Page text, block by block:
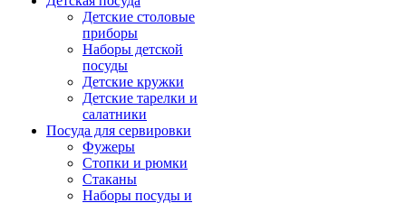
Детские столовые
приборы
Наборы детской
посуды
Детские кружки
Детские тарелки и
салатники
Посуда для сервировки
Фужеры
Стопки и рюмки
Стаканы
Наборы посуды и